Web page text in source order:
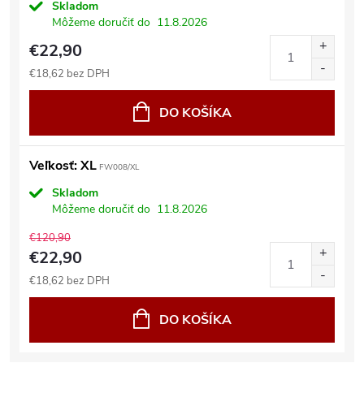
Skladom
Môžeme doručiť do 11.8.2026
€22,90
€18,62 bez DPH
DO KOŠÍKA
Veľkosť: XL FW008/XL
Skladom
Môžeme doručiť do 11.8.2026
€120,90
€22,90
€18,62 bez DPH
DO KOŠÍKA